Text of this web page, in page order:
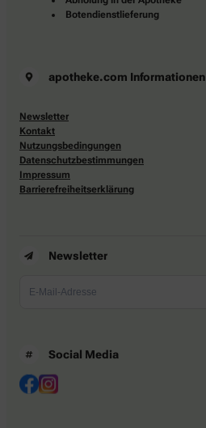
Botendienstlieferung
apotheke.com Informationen
Newsletter
Kontakt
Nutzungsbedingungen
Datenschutzbestimmungen
Impressum
Barrierefreiheitserklärung
Newsletter
Social Media